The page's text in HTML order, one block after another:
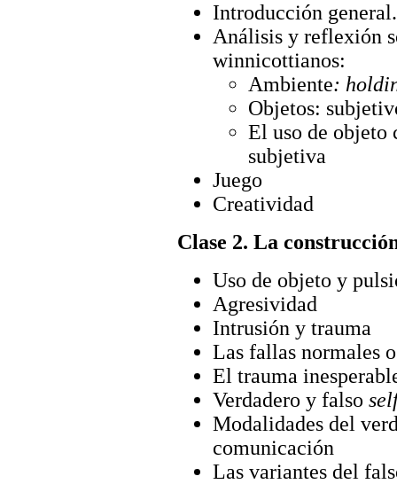
Introducción general.
Análisis y reflexión
winnicottianos:
Ambiente:
Objetos:
El uso de objeto
subjetiva
Juego
Creatividad
Clase 2. La
Uso de objeto y
Agresividad
Intrusión y trauma
Las fallas normales
El trauma
Verdadero y falso
Modalidades del
comunicación
Las variantes del